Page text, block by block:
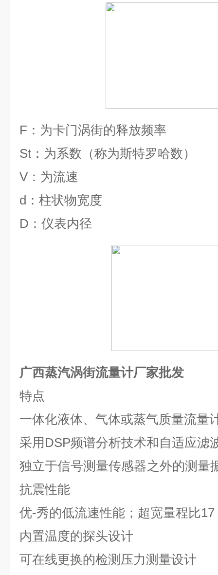
F ：为卡门涡街的释放频率
St ：为系数（称为斯特罗哈数）
V ：为流速
d ：柱状物宽度
D ：仪表内径
广西蒸汽涡街流量计厂家批发
特点
一体化液体、气体或蒸气质量流量
采用 DSP频谱分析技术和自适应滤
独立于信号测量传感器之外的测量
抗震性能
优-秀的低流速性能；超宽量程比17
内置温度的探头设计
可在线更换的检测压力测量设计